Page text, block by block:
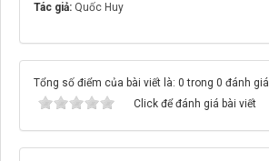
Tác giả: Quốc Huy
Tổng số điểm của bài viết là: 0 trong 0 đánh giá
Click để đánh giá bài viết